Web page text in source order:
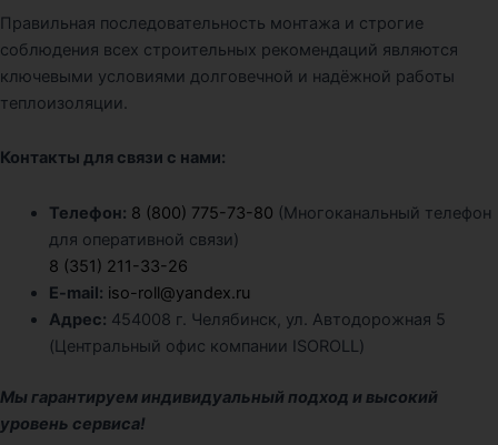
Правильная последовательность монтажа и строгие
соблюдения всех строительных рекомендаций являются
ключевыми условиями долговечной и надёжной работы
теплоизоляции.
Контакты для связи с нами:
Телефон: 8 (800) 775-73-80 (Многоканальный телефон
для оперативной связи)
8 (351) 211-33-26
E-mail: iso-roll@yandex.ru
Адрес: 454008 г. Челябинск, ул. Автодорожная 5
(Центральный офис компании ISOROLL)
Мы гарантируем индивидуальный подход и высокий
уровень сервиса!